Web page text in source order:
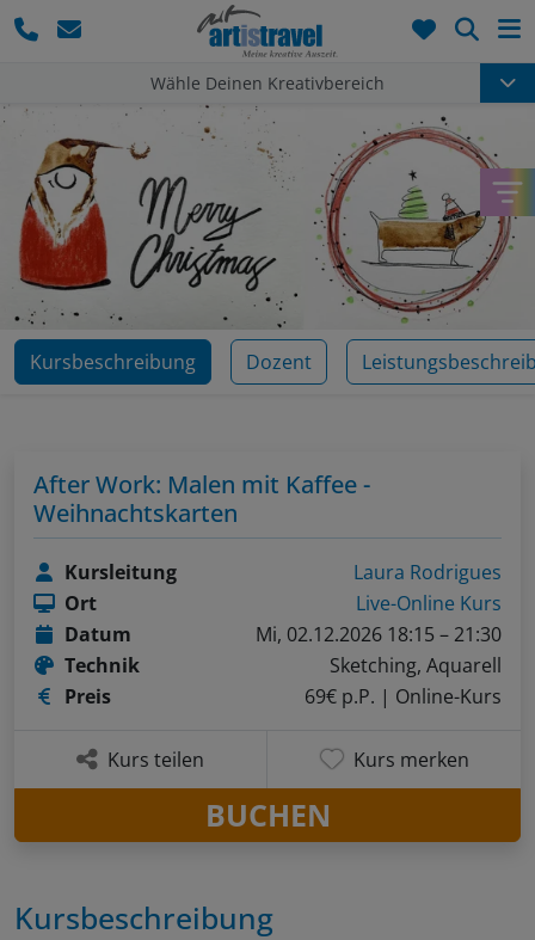
Wähle Deinen Kreativbereich
Kursbeschreibung Dozent
Kursbeschreibung
After Work: Malen mit Kaffee -
Weihnachtskarten
Kursleitung
Laura Rodrigues
Ort
Live-Online Kurs
Datum
Mi, 02.12.2026 18:15 – 21:30
Technik
Sketching, Aquarell
Preis
69€ p.P. | Online-Kurs
Kurs teilen Kurs merken
BUCHEN